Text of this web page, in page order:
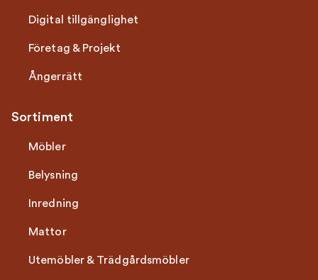
Digital tillgänglighet
Företag & Projekt
Ångerrätt
Sortiment
Möbler
Belysning
Inredning
Mattor
Utemöbler & Trädgårdsmöbler